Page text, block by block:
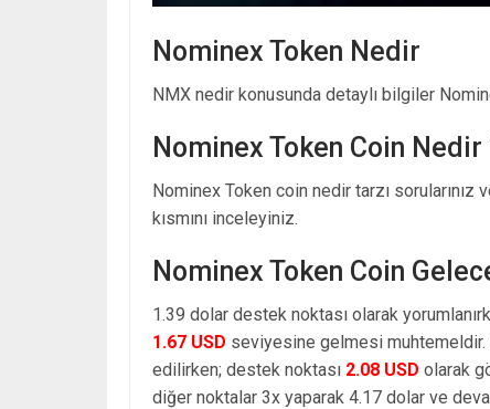
Nominex Token Nedir
NMX nedir konusunda detaylı bilgiler
Nominex Token Coin Nedir
Nominex Token coin nedir tarzı sorularınız
kısmını inceleyiniz.
Nominex Token Coin
1.39 dolar destek noktası olarak
1.67 USD seviyesine gelmesi
edilirken; destek noktası 2.08 USD olarak
diğer noktalar 3x yaparak 4.17 dolar ve